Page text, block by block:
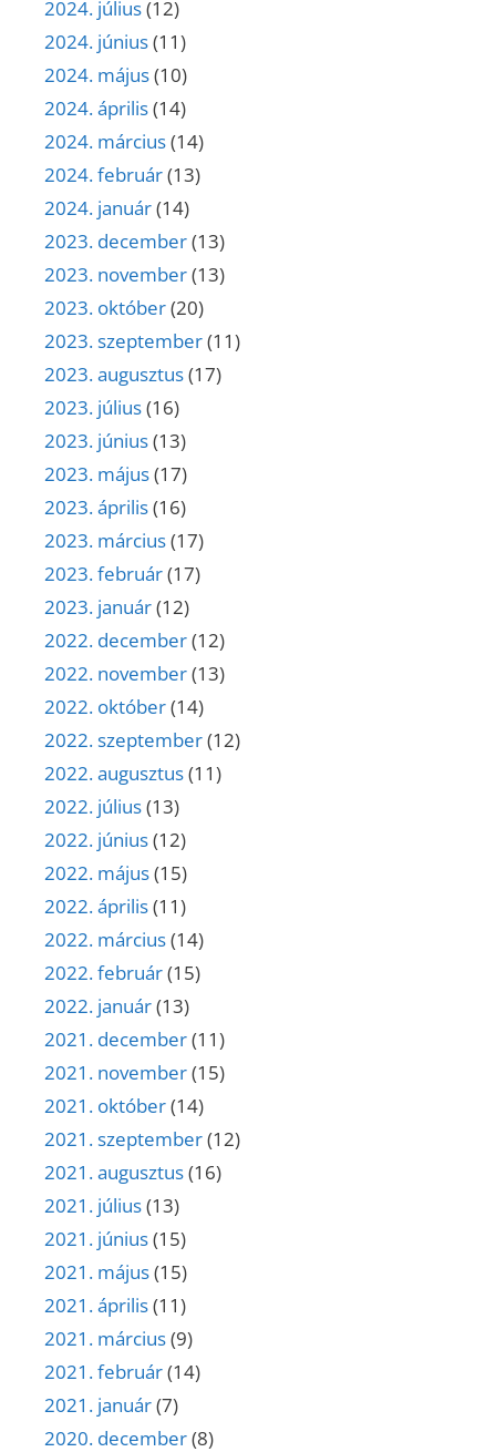
2024. július(12)
2024. június(11)
2024. május(10)
2024. április(14)
2024. március(14)
2024. február(13)
2024. január(14)
2023. december(13)
2023. november(13)
2023. október(20)
2023. szeptember(11)
2023. augusztus(17)
2023. július(16)
2023. június(13)
2023. május(17)
2023. április(16)
2023. március(17)
2023. február(17)
2023. január(12)
2022. december(12)
2022. november(13)
2022. október(14)
2022. szeptember(12)
2022. augusztus(11)
2022. július(13)
2022. június(12)
2022. május(15)
2022. április(11)
2022. március(14)
2022. február(15)
2022. január(13)
2021. december(11)
2021. november(15)
2021. október(14)
2021. szeptember(12)
2021. augusztus(16)
2021. július(13)
2021. június(15)
2021. május(15)
2021. április(11)
2021. március(9)
2021. február(14)
2021. január(7)
2020. december(8)